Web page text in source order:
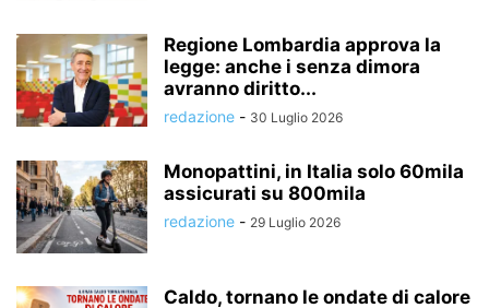
Regione Lombardia approva la
legge: anche i senza dimora
avranno diritto...
redazione - 30 Luglio 2026
Monopattini, in Italia solo 60mila
assicurati su 800mila
redazione - 29 Luglio 2026
Caldo, tornano le ondate di calore